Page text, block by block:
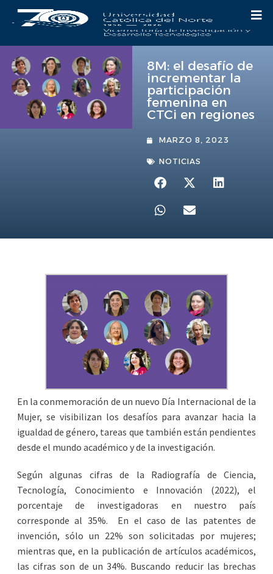
8M: el desafío de
incrementar la
participación
femenina en
CTCi en regiones
MARZO 8, 2023
NOTICIAS
En la conmemoración de un nuevo Día Internacional de la
Mujer, se visibilizan los desafíos para avanzar hacia la
igualdad de género, tareas que también están pendientes
desde el mundo académico y de la investigación.
Según algunas cifras de la Radiografía de Ciencia,
Tecnología, Conocimiento e Innovación (2022), el
porcentaje de investigadoras en nuestro país
corresponde al 35%. En el caso de las patentes de
invención, sólo un 22% son solicitadas por mujeres;
mientras que, en la publicación de artículos académicos,
las cifras son de un 34%. Buscando reducir las brechas